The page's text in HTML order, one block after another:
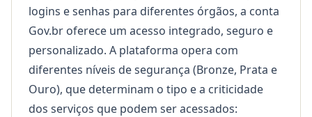
logins e senhas para diferentes órgãos, a conta
Gov.br oferece um acesso integrado, seguro e
personalizado. A plataforma opera com
diferentes níveis de segurança (Bronze, Prata e
Ouro), que determinam o tipo e a criticidade
dos serviços que podem ser acessados: